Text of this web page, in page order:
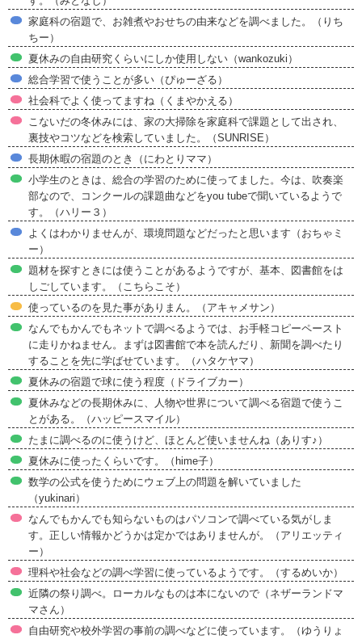
家庭科の宿題で、お雑煮やおせちの由来などを調べました。（りち
ちー）
夏休みの自由研究くらいにしか使用しない（wankozuki）
総合学習で使うことが多い（ぴゅーざる）
社会科でよく使ってますね（くまやかえる）
こないだの冬休みには、家の大掃除を家庭科で課題として出され、
裏技やコツなどを検索していました。（SUNRISE）
長期休暇の宿題のとき（にわとりママ）
小学生のときは、総合の学習のために使ってました。今は、吹奏楽
部なので、コンクールの課題曲などをyou tubeで聞いているようで
す。（ハリー３）
よくはわかりませんが、環境問題などだったと思います（おちゃミ
ー）
題材を探すときには使うことがあるようですが、基本、図書館をは
しごしています。（こちらこそ）
使っているのを見た事がありまん。（アキャメサン）
なんでもかんでもネットで調べるようでは、お手軽コピーペースト
に走りかねません。まずは図書館で本を読んだり、新聞を調べたり
することを先に学ばせています。（ハタケヤマ）
夏休みの宿題で球に使う程度（ドライブカー）
夏休みなどの長期休みに、人物や世界について調べる宿題で使うこ
とがある。（ハッピースマイル）
たまに調べるのに使うけど、ほとんど使いませんね（ありす♪）
夏休みに使ったくらいです。（hime子）
数学の公式を使うためにウェブ上の問題を解いていました
（yukinari）
なんでもかんでも知らないものはパソコンで調べている気がしま
す。正しい情報かどうかは定かではありませんが。（アリエッティ
ー）
理科や社会などの調べ学習に使っているようです。（するめいか）
近隣の祭り調べ。ローカルなものは本にないので（ネザーランドマ
マさん）
自由研究や校外学習の事前の調べなどに使っています。（ゆうりょ